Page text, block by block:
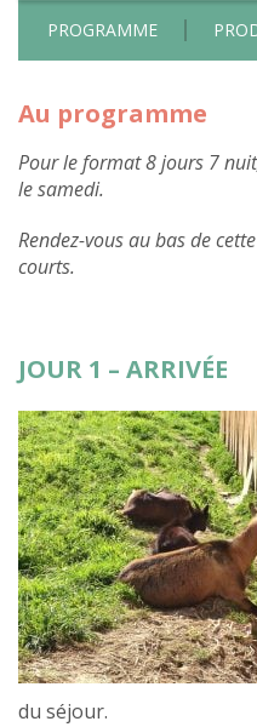
PROGRAMME
Au programme
Pour le format 8 jours 7
le samedi.
Rendez-vous au bas de
courts.
JOUR 1 – ARRIVÉE
du séjour.